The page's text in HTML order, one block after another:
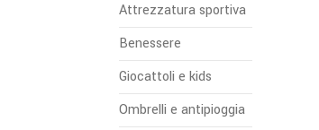
Attrezzatura sportiva
Benessere
Giocattoli e kids
Ombrelli e antipioggia